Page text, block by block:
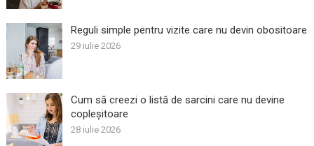
Reguli simple pentru vizite care nu devin obositoare
29 iulie 2026
Cum să creezi o listă de sarcini care nu devine
copleșitoare
28 iulie 2026